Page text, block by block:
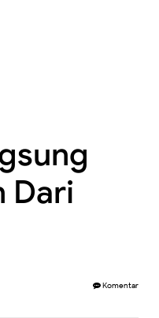
Dari
Komentar